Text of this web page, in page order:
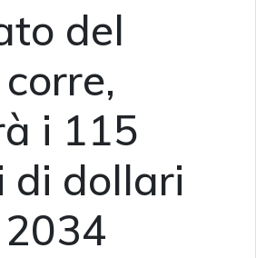
del
i 115
di dollari